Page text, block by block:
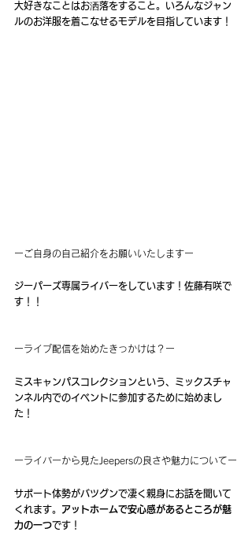
大好きなことはお洒落をすること。いろんなジャン
ルのお洋服を着こなせるモデルを目指しています！
ーご自身の自己紹介をお願いいたしますー
ジーパーズ専属ライバーをしています！佐藤有咲で
す！！
ーライブ配信を始めたきっかけは？ー
ミスキャンパスコレクションという、ミックスチャ
ンネル内でのイベントに参加するために始めまし
た！
ーライバーから見たJeepersの良さや魅力についてー
サポート体勢がバツグンで凄く親身にお話を聞いて
くれます。 アットホームで安心感があるところが魅
力の一つです！